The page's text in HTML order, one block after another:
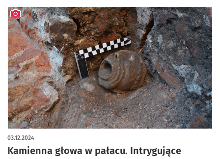
Kamienna głowa w pałacu. Intrygujące
03.12.2024
artykuł z galerią zdjęć